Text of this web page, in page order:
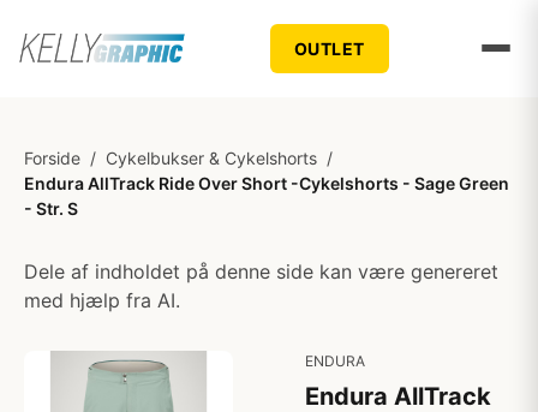
OUTLET
Forside / Cykelbukser & Cykelshorts /
Endura AllTrack Ride Over Short -Cykelshorts - Sage Green
- Str. S
Dele af indholdet på denne side kan være genereret
med hjælp fra AI.
ENDURA
Endura AllTrack